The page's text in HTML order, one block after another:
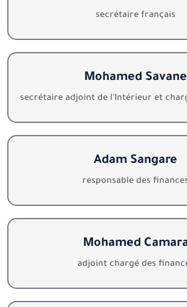
secrétaire français
Mohamed Savane
secrétaire adjoint de l'Intérieur et
Adam Sangare
responsable des
Mohamed
adjoint chargé des